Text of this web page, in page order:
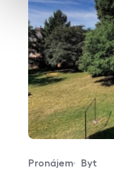
Typ nabídky
Pronájem
Typ nemovitosti
Byt